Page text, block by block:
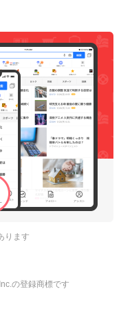
ります
の登録商標です